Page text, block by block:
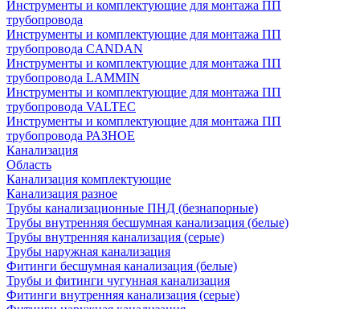
Инструменты и комплектующие для монтажа ПП
трубопровода
Инструменты и комплектующие для монтажа ПП
трубопровода CANDAN
Инструменты и комплектующие для монтажа ПП
трубопровода LAMMIN
Инструменты и комплектующие для монтажа ПП
трубопровода VALTEC
Инструменты и комплектующие для монтажа ПП
трубопровода РАЗНОЕ
Канализация
Область
Канализация комплектующие
Канализация разное
Трубы канализационные ПНД (безнапорные)
Трубы внутренняя бесшумная канализация (белые)
Трубы внутренняя канализация (серые)
Трубы наружная канализация
Фитинги бесшумная канализация (белые)
Трубы и фитинги чугунная канализация
Фитинги внутренняя канализация (серые)